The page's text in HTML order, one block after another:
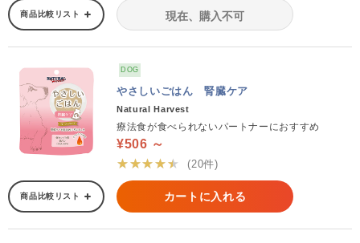
商品比較リスト 現在、購入不可
DOG
やさしいごはん 腎臓ケア
Natural Harvest
療法食が食べられないパートナーにおすすめ
¥506 ～
★★★★★
(20件)
商品比較リスト カートに入れる